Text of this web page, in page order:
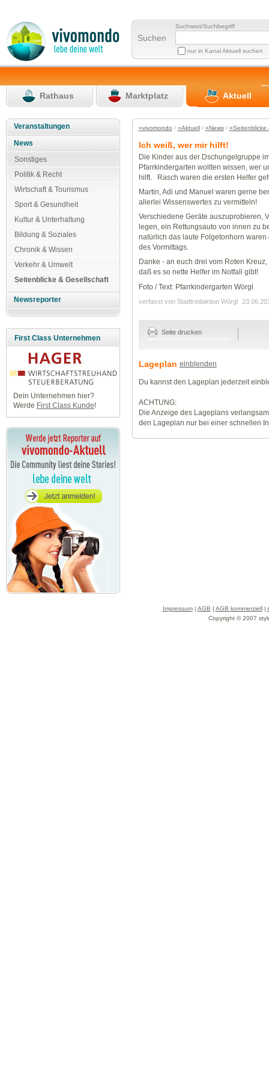
Suchen
Suchwort/Suchbegriff
nur in Kanal Aktuell suchen
Rathaus Marktplatz Aktuell
Veranstaltungen
News
Sonstiges
Politik & Recht
Wirtschaft & Tourismus
Sport & Gesundheit
Kultur & Unterhaltung
Bildung & Soziales
Chronik & Wissen
Verkehr & Umwelt
Seitenblicke & Gesellschaft
Newsreporter
First Class Unternehmen
Dein Unternehmen hier?
Werde First Class Kunde!
»vivomondo / »Aktuell/ »News/ »Seitenblicke
Ich weiß, wer mir hilft!
Die Kinder aus der Dschungelgruppe
Pfarrkindergarten wollten wissen, wer
hilft. Rasch waren die ersten Helfer
Martin, Adi und Manuel waren gerne
allerlei Wissenswertes zu vermitteln!
Verschiedene Geräte auszuprobieren,
legen, ein Rettungsauto von innen zu
natürlich das laute Folgetonhorn waren
des Vormittags.
Danke - an euch drei vom Roten
daß es so nette Helfer im Notfall gibt!
Foto / Text: Pfarrkindergarten Wörgl
verfasst von Stadtredaktion Wörgl
Seite drucken
Lageplan einblenden
Du kannst den Lageplan jederzeit
ACHTUNG:
Die Anzeige des Lageplans
den Lageplan nur bei einer schnellen
Impressum| AGB | AGB kommerziell|
Copyright © 2007